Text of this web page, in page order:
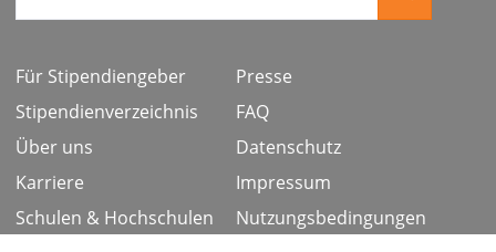
Für Stipendiengeber
Stipendienverzeichnis
Über uns
Karriere
Schulen & Hochschulen
Presse
FAQ
Datenschutz
Impressum
Nutzungsbedingungen